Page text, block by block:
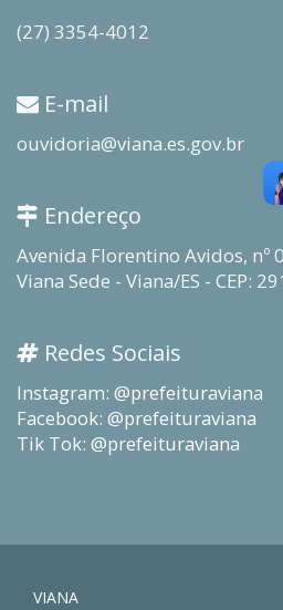
(27) 3354-4012
E-mail
ouvidoria@viana.es.gov.br
Endereço
Avenida Florentino Avidos, nº
Viana Sede - Viana/ES - CEP:
Redes Sociais
Instagram: @prefeituraviana
Facebook: @prefeituraviana
Tik Tok: @prefeituraviana
VIANA